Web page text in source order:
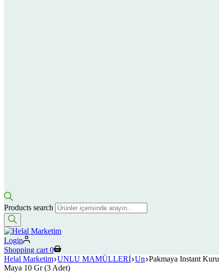
Products search
Login
Shopping cart 0
Helal Marketim UNLU MAMÜLLERİ Un Pakmaya Instant Kuru
Maya 10 Gr (3 Adet)